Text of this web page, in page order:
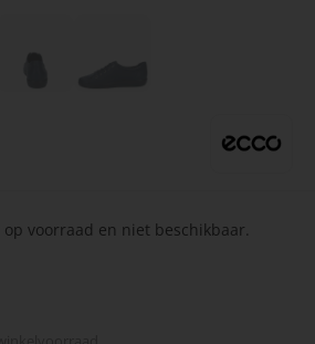
voorraad en niet beschikbaar.